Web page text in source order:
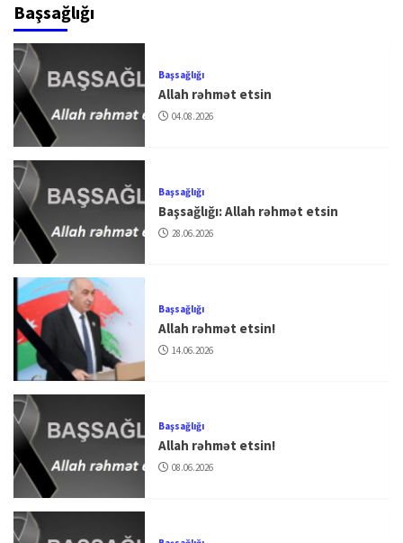
Başsağlığı
Başsağlığı
Allah rəhmət etsin
04.08.2026
Başsağlığı
Başsağlığı: Allah rəhmət etsin
28.06.2026
Başsağlığı
Allah rəhmət etsin!
14.06.2026
Başsağlığı
Allah rəhmət etsin!
08.06.2026